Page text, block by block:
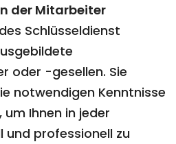
der Mitarbeiter
Schlüsseldienst
oder -gesellen. Sie
notwendigen Kenntnisse
um Ihnen in jeder
und professionell zu